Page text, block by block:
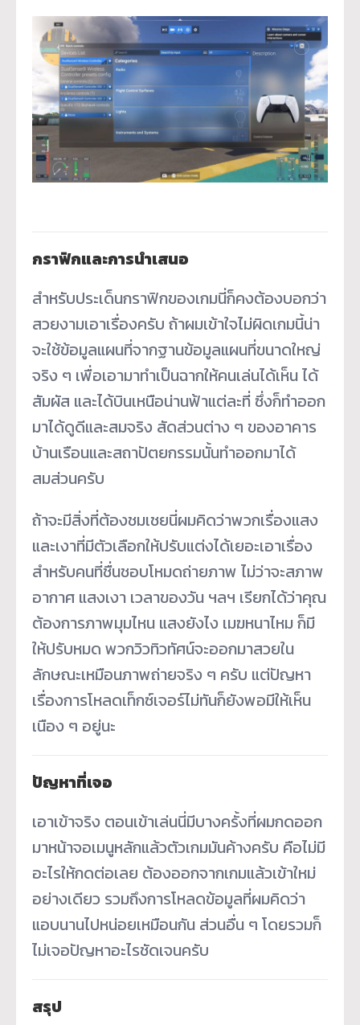
กราฟิกและการนำเสนอ
สำหรับประเด็นกราฟิกของเกมนี่ก็คงต้องบอกว่า
สวยงามเอาเรื่องครับ ถ้าผมเข้าใจไม่ผิดเกมนี้น่า
จะใช้ข้อมูลแผนที่จากฐานข้อมูลแผนที่ขนาดใหญ่
จริง ๆ เพื่อเอามาทำเป็นฉากให้คนเล่นได้เห็น ได้
สัมผัส และได้บินเหนือน่านฟ้าแต่ละที่ ซึ่งก็ทำออก
มาได้ดูดีและสมจริง สัดส่วนต่าง ๆ ของอาคาร
บ้านเรือนและสถาปัตยกรรมนั้นทำออกมาได้
สมส่วนครับ
ถ้าจะมีสิ่งที่ต้องชมเชยนี่ผมคิดว่าพวกเรื่องแสง
และเงาที่มีตัวเลือกให้ปรับแต่งได้เยอะเอาเรื่อง
สำหรับคนที่ชื่นชอบโหมดถ่ายภาพ ไม่ว่าจะสภาพ
อากาศ แสงเงา เวลาของวัน ฯลฯ เรียกได้ว่าคุณ
ต้องการภาพมุมไหน แสงยังไง เมฆหนาไหม ก็มี
ให้ปรับหมด พวกวิวทิวทัศน์จะออกมาสวยใน
ลักษณะเหมือนภาพถ่ายจริง ๆ ครับ แต่ปัญหา
เรื่องการโหลดเท็กซ์เจอร์ไม่ทันก็ยังพอมีให้เห็น
เนือง ๆ อยู่นะ
ปัญหาที่เจอ
เอาเข้าจริง ตอนเข้าเล่นนี่มีบางครั้งที่ผมกดออก
มาหน้าจอเมนูหลักแล้วตัวเกมมันค้างครับ คือไม่มี
อะไรให้กดต่อเลย ต้องออกจากเกมแล้วเข้าใหม่
อย่างเดียว รวมถึงการโหลดข้อมูลที่ผมคิดว่า
แอบนานไปหน่อยเหมือนกัน ส่วนอื่น ๆ โดยรวมก็
ไม่เจอปัญหาอะไรชัดเจนครับ
สรุป